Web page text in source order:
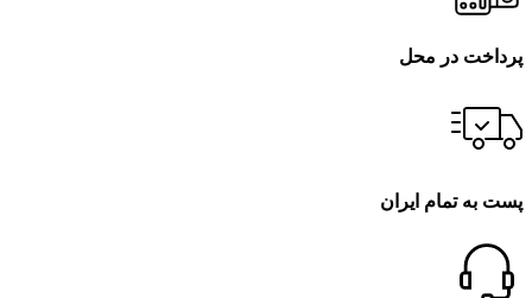
پرداخت در محل
پست به تمام ایران